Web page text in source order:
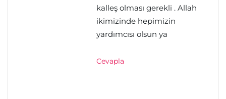
kalleş olması gerekli . Allah
ikimizinde hepimizin
yardımcısı olsun ya
Cevapla